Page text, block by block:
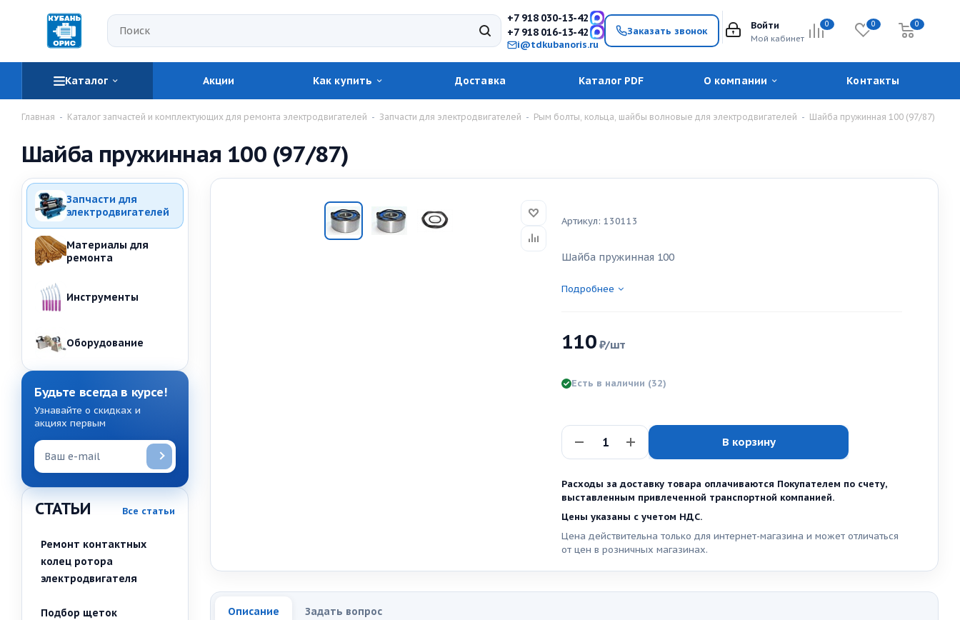
+7 918 030-13-42
+7 918 016-13-42
i@tdkubanoris.ru
Заказать звонок Войти
Мой кабинет
0 0 0
Каталог Акции Как купить Доставка Каталог PDF О компании Контакты
Главная - Каталог запчастей и комплектующих для ремонта электродвигателей - Запчасти для электродвигателей - Рым болты, кольца, шайбы волновые для электродвигателей - Шайба пружинная 100 (97/87)
Шайба пружинная 100 (97/87)
Артикул: 130113
Шайба пружинная 100
Подробнее
110 ₽/шт
Есть в наличии (32)
В корзину
Расходы за доставку товара оплачиваются Покупателем по счету,
выставленным привлеченной транспортной компанией.
Цены указаны с учетом НДС.
Цена действительна только для интернет-магазина и может отличаться
от цен в розничных магазинах.
Описание Задать вопрос
Запчасти для
электродвигателей
Материалы для
ремонта
Инструменты
Оборудование
Будьте всегда в курсе!
Узнавайте о скидках и
акциях первым
СТАТЬИ Все статьи
Ремонт контактных
колец ротора
электродвигателя
Подбор щеток